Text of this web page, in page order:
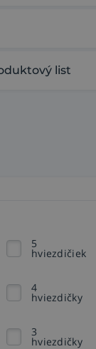
list
5
hviezdičiek
4
hviezdičky
3
hviezdičky